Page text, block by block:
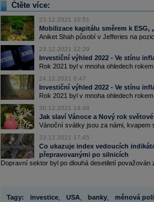
Čtěte více:
23.12.2021 10:51
Mobilizace kapitálu směrem k
Aniket Shah působí v Jefferies na
23.12.2021 12:29
Investiční výhled 2022 - Ve stínu
Rok 2021 byl v mnoha ohledech
24.12.2021 6:47
Investiční výhled 2022 - Ve stínu
Rok 2021 byl v mnoha ohledech
30.12.2021 14:48
Jak slaví Vánoce a Nový rok
Vánoční svátky jsou za námi, kvapem
23.12.2021 17:45
Co ukazuje index vedoucích
přepravovanými po silnicích
Dopravní sektor byl po dlouhá desetiletí považován
Tagy: investice, USA banky, měnová